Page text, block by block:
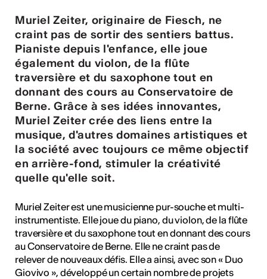
- Radio Chablais
Muriel Zeiter, originaire de Fiesch, ne
craint pas de sortir des sentiers battus.
Pianiste depuis l'enfance, elle joue
également du violon, de la flûte
traversière et du saxophone tout en
donnant des cours au Conservatoire de
Berne. Grâce à ses idées innovantes,
Muriel Zeiter crée des liens entre la
musique, d'autres domaines artistiques et
la société avec toujours ce même objectif
en arrière-fond, stimuler la créativité
quelle qu'elle soit.
Muriel Zeiter est une musicienne pur-souche et multi-
instrumentiste. Elle joue du piano, du violon, de la flûte
traversière et du saxophone tout en donnant des cours
au Conservatoire de Berne. Elle ne craint pas de
relever de nouveaux défis. Elle a ainsi, avec son « Duo
Giovivo », développé un certain nombre de projets